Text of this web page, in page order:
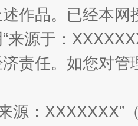
作品。已经本
来源于：
责任。如您对
源：